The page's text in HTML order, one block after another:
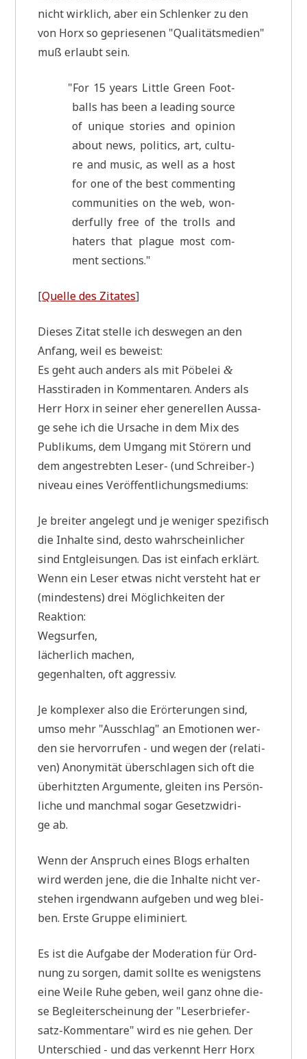
nicht wirk­lich, aber ein Schlen­ker zu den
von Horx so geprie­se­nen "Qua­li­täts­me­di­en"
muß erlaubt sein.
"For 15 years Litt­le Green Foot­
balls has been a lea­ding source
of uni­que sto­ries and opi­ni­on
about news, poli­tics, art, cul­tu­
re and music, as well as a host
for one of the best com­men­ting
com­mu­ni­ties on the web, won­
derful­ly free of the trolls and
haters that pla­gue most com­
ment sections."
[Quel­le des Zita­tes]
Die­ses Zitat stel­le ich des­we­gen an den
Anfang, weil es beweist:
Es geht auch anders als mit Pöbe­lei&
Hass­ti­ra­den in Kom­men­ta­ren. Anders als
Herr Horx in sei­ner eher gene­rel­len Aus­sa­
ge sehe ich die Ursa­che in dem Mix des
Publi­kums, dem Umgang mit Stö­rern und
dem ange­streb­ten Leser- (und Schrei­ber-)
niveau eines Veröffentlichungsmediums:
Je brei­ter ange­legt und je weni­ger spe­zi­fisch
die Inhal­te sind, desto wahr­schein­li­cher
sind Ent­glei­sun­gen. Das ist ein­fach erklärt.
Wenn ein Leser etwas nicht ver­steht hat er
(min­de­stens) drei Mög­lich­kei­ten der
Reaktion:
Wegsurfen,
lächer­lich machen,
gegen­hal­ten, oft aggressiv.
Je kom­ple­xer also die Erör­te­run­gen sind,
umso mehr "Aus­schlag" an Emo­tio­nen wer­
den sie her­vor­ru­fen - und wegen der (rela­ti­
ven) Anony­mi­tät über­schla­gen sich oft die
über­hitz­ten Argu­men­te, glei­ten ins Per­sön­
li­che und manch­mal sogar Gesetz­wid­ri­
ge ab.
Wenn der Anspruch eines Blogs erhal­ten
wird wer­den jene, die die Inhal­te nicht ver­
ste­hen irgend­wann auf­ge­ben und weg blei­
ben. Erste Grup­pe eliminiert.
Es ist die Auf­ga­be der Mode­ra­ti­on für Ord­
nung zu sor­gen, damit soll­te es wenig­stens
eine Wei­le Ruhe geben, weil ganz ohne die­
se Begleit­erschei­nung der "Leser­brief­er­
satz-Kom­men­ta­re" wird es nie gehen. Der
Unter­schied - und das ver­kennt Herr Horx